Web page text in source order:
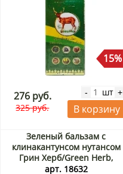
15%
276 руб.
325 руб.
- шт +
В корзину
Зеленый бальзам с
клинакантунсом нутансом
Грин Херб/Green Herb,
Таиланд, 50 г Акция
арт. 18632